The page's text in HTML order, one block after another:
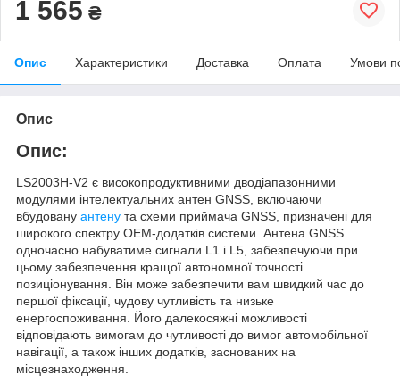
1 565 ₴
Опис Характеристики Доставка Оплата Умови
Опис
Опис:
LS2003H-V2 є високопродуктивними дводіапазонними
модулями інтелектуальних антен GNSS, включаючи
вбудовану антену та схеми приймача GNSS, призначені для
широкого спектру OEM-додатків системи. Антена GNSS
одночасно набуватиме сигнали L1 і L5, забезпечуючи при
цьому забезпечення кращої автономної точності
позиціонування. Він може забезпечити вам швидкий час до
першої фіксації, чудову чутливість та низьке
енергоспоживання. Його далекосяжні можливості
відповідають вимогам до чутливості до вимог автомобільної
навігації, а також інших додатків, заснованих на
місцезнаходження.